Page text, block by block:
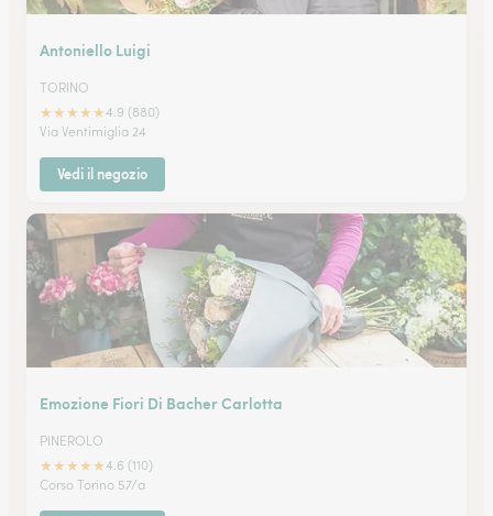
Antoniello Luigi
TORINO
★★★★★4.9 (880)
Via Ventimiglia 24
Vedi il negozio
Emozione Fiori Di Bacher Carlotta
PINEROLO
★★★★★4.6 (110)
Corso Torino 57/a